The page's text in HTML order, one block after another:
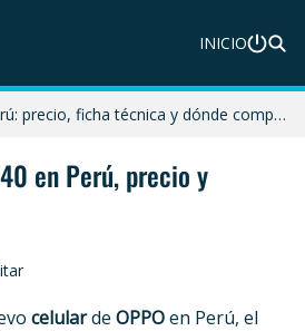
INICIO
Galaxy A07 en Perú: precio, ficha técnica y dónde comprar
en Perú, precio y
celularde OPPOen Perú, el